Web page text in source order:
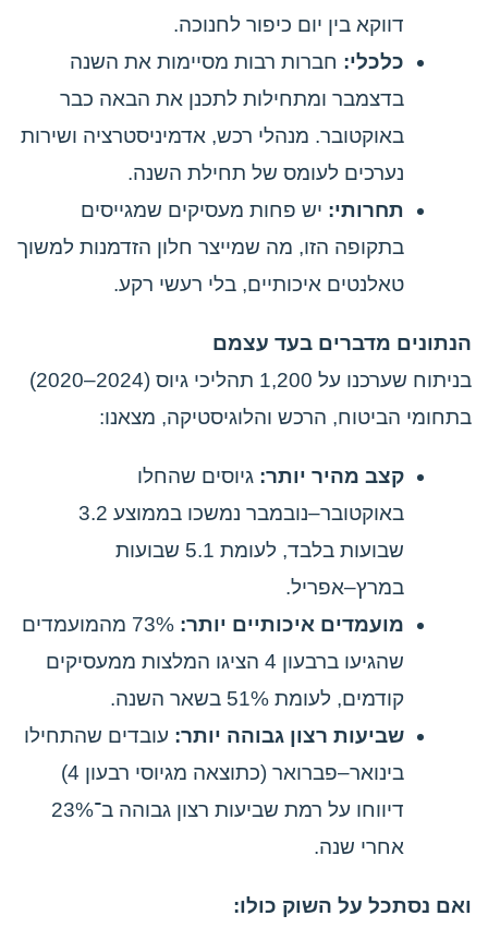
דווקא בין יום כיפור לחנוכה.
כלכלי: חברות רבות מסיימות את השנה
בדצמבר ומתחילות לתכנן את הבאה כבר
באוקטובר. מנהלי רכש, אדמיניסטרציה ושירות
נערכים לעומס של תחילת השנה.
תחרותי: יש פחות מעסיקים שמגייסים
בתקופה הזו, מה שמייצר חלון הזדמנות למשוך
טאלנטים איכותיים, בלי רעשי רקע.
הנתונים מדברים בעד עצמם
בניתוח שערכנו על 1,200 תהליכי גיוס (2024–2020)
בתחומי הביטוח, הרכש והלוגיסטיקה, מצאנו:
קצב מהיר יותר: גיוסים שהחלו
באוקטובר–נובמבר נמשכו בממוצע 3.2
שבועות בלבד, לעומת 5.1 שבועות
במרץ–אפריל.
מועמדים איכותיים יותר:
73% מהמועמדים
שהגיעו ברבעון 4 הציגו המלצות ממעסיקים
קודמים, לעומת 51% בשאר השנה.
שביעות רצון גבוהה יותר: עובדים שהתחילו
בינואר–פברואר (כתוצאה מגיוסי רבעון 4)
דיווחו על רמת שביעות רצון גבוהה ב־23%
אחרי שנה.
ואם נסתכל על השוק כולו: